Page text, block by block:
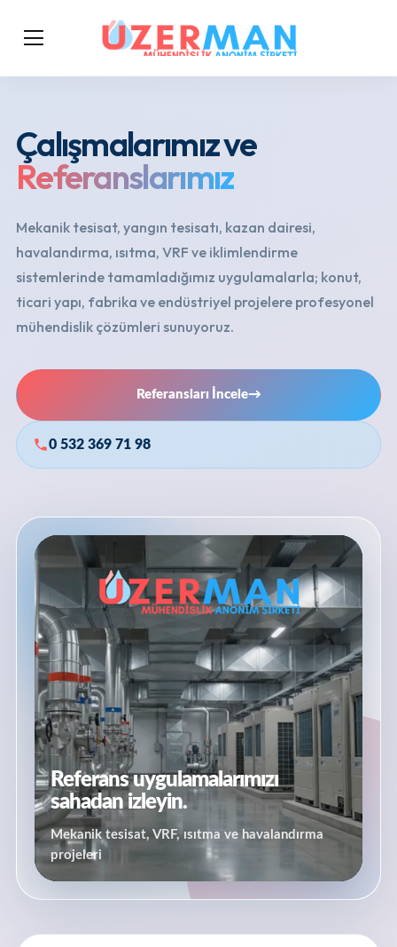
Çalışmalarımız ve
Referanslarımız
Mekanik tesisat, yangın tesisatı, kazan dairesi,
havalandırma, ısıtma, VRF ve iklimlendirme
sistemlerinde tamamladığımız uygulamalarla; konut,
ticari yapı, fabrika ve endüstriyel projelere profesyonel
mühendislik çözümleri sunuyoruz.
Referansları İncele→
0 532 369 71 98
Referans uygulamalarımızı
sahadan izleyin.
Mekanik tesisat, VRF, ısıtma ve havalandırma
projeleri